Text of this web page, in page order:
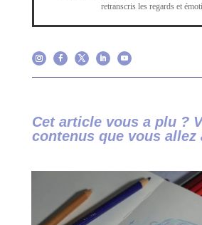
retranscris les regards et
Cet article vous a plu ?
contenus que vous allez